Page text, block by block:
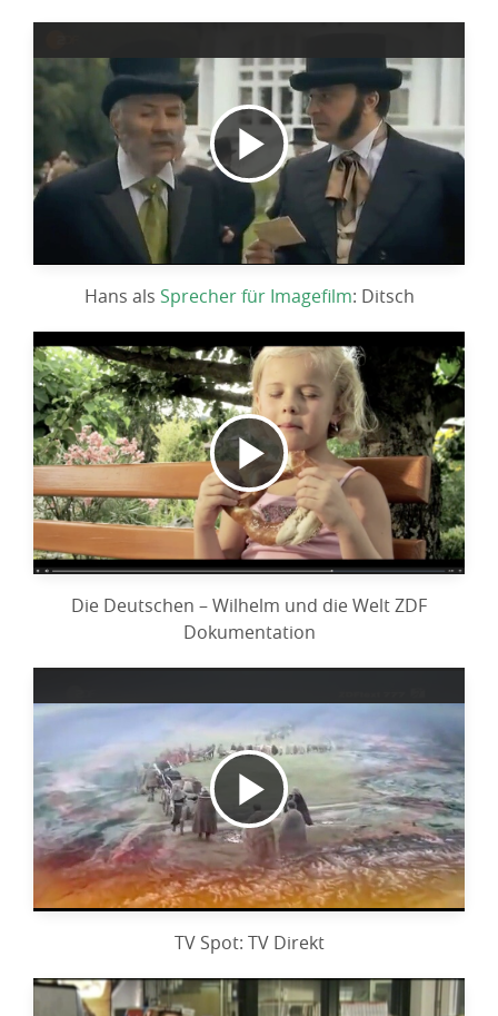
Video
abspielen
Hans als Sprecher für Imagefilm: Ditsch
Video
abspielen
Die Deutschen – Wilhelm und die Welt ZDF
Dokumentation
Video
abspielen
TV Spot: TV Direkt